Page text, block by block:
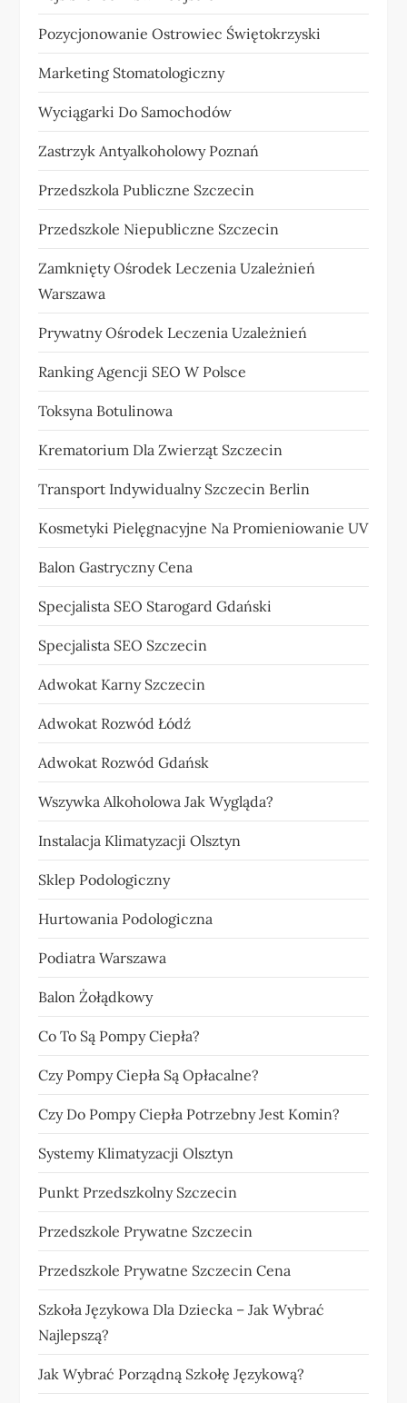
Pozycjonowanie Ostrowiec Świętokrzyski
Marketing Stomatologiczny
Wyciągarki Do Samochodów
Zastrzyk Antyalkoholowy Poznań
Przedszkola Publiczne Szczecin
Przedszkole Niepubliczne Szczecin
Zamknięty Ośrodek Leczenia Uzależnień
Warszawa
Prywatny Ośrodek Leczenia Uzależnień
Ranking Agencji SEO W Polsce
Toksyna Botulinowa
Krematorium Dla Zwierząt Szczecin
Transport Indywidualny Szczecin Berlin
Kosmetyki Pielęgnacyjne Na Promieniowanie UV
Balon Gastryczny Cena
Specjalista SEO Starogard Gdański
Specjalista SEO Szczecin
Adwokat Karny Szczecin
Adwokat Rozwód Łódź
Adwokat Rozwód Gdańsk
Wszywka Alkoholowa Jak Wygląda?
Instalacja Klimatyzacji Olsztyn
Sklep Podologiczny
Hurtowania Podologiczna
Podiatra Warszawa
Balon Żołądkowy
Co To Są Pompy Ciepła?
Czy Pompy Ciepła Są Opłacalne?
Czy Do Pompy Ciepła Potrzebny Jest Komin?
Systemy Klimatyzacji Olsztyn
Punkt Przedszkolny Szczecin
Przedszkole Prywatne Szczecin
Przedszkole Prywatne Szczecin Cena
Szkoła Językowa Dla Dziecka – Jak Wybrać
Najlepszą?
Jak Wybrać Porządną Szkołę Językową?